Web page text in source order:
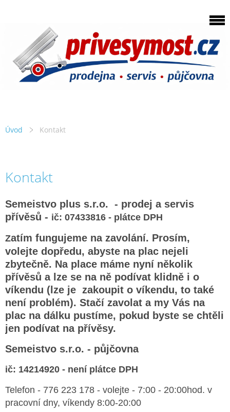
Úvod Kontakt
Kontakt
Semeistvo plus s.r.o. - prodej a servis
přívěsů - ič: 07433816 - plátce DPH
Zatím fungujeme na zavolání. Prosím,
volejte dopředu, abyste na plac nejeli
zbytečně. Na place máme nyní několik
přívěsů a lze se na ně podívat klidně i o
víkendu (lze je zakoupit o víkendu, to také
není problém). Stačí zavolat a my Vás na
plac na dálku pustíme, pokud byste se chtěli
jen podívat na přívěsy.
Semeistvo s.r.o. - půjčovna
ič: 14214920 - není plátce DPH
Telefon - 776 223 178 - volejte - 7:00 - 20:00hod. v
pracovní dny, víkendy 8:00-20:00